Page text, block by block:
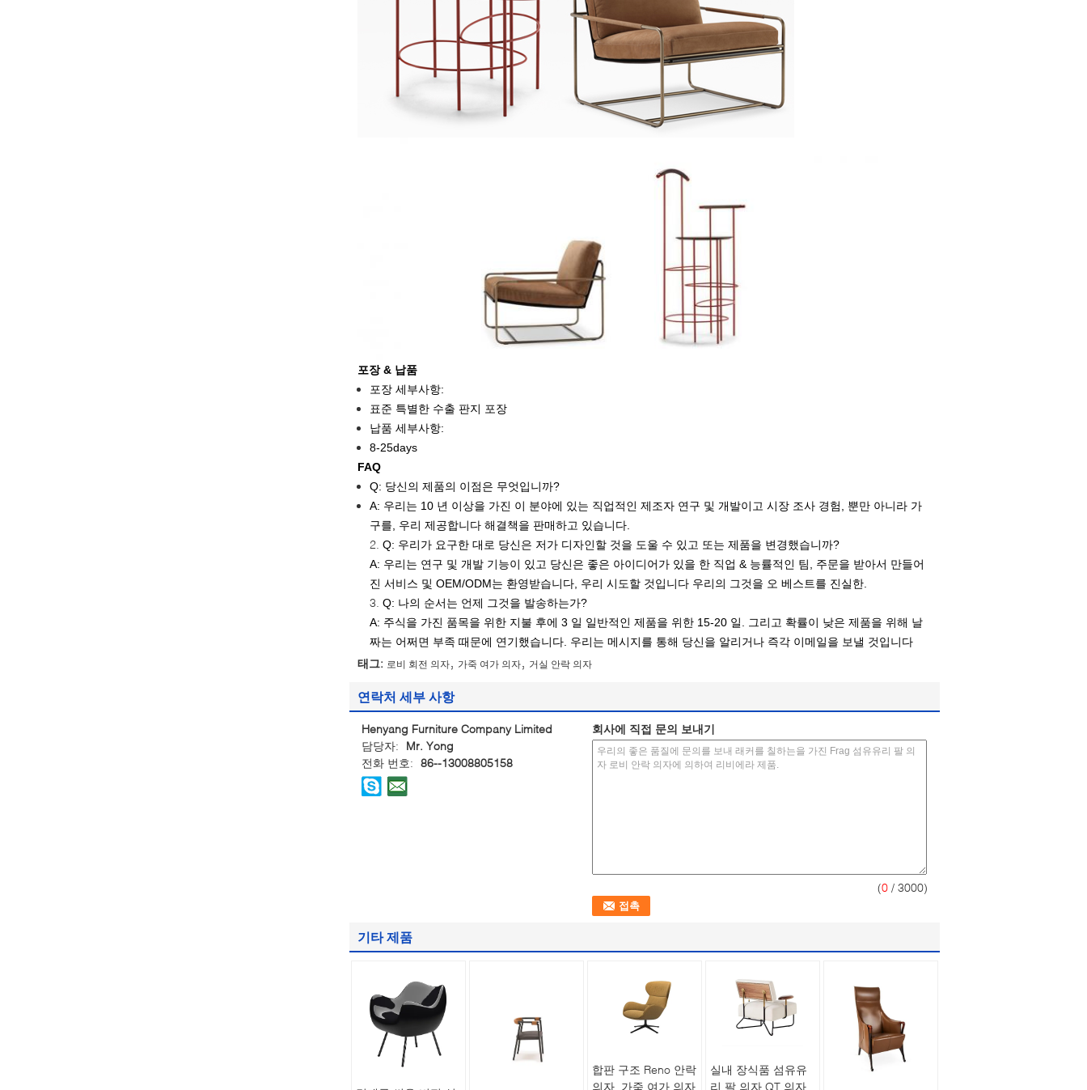
포장 & 납품
포장 세부사항:
표준 특별한 수출 판지 포장
납품 세부사항:
8-25days
FAQ
Q: 당신의 제품의 이점은 무엇입니까?
A: 우리는 10 년 이상을 가진 이 분야에 있는 직업적인 제조자 연구 및 개발이고 시장 조사 경험, 뿐만 아니라 가
구를, 우리 제공합니다 해결책을 판매하고 있습니다.
2. Q: 우리가 요구한 대로 당신은 저가 디자인할 것을 도울 수 있고 또는 제품을 변경했습니까?
A: 우리는 연구 및 개발 기능이 있고 당신은 좋은 아이디어가 있을 한 직업 & 능률적인 팀, 주문을 받아서 만들어
진 서비스 및 OEM/ODM는 환영받습니다, 우리 시도할 것입니다 우리의 그것을 오 베스트를 진실한.
3. Q: 나의 순서는 언제 그것을 발송하는가?
A: 주식을 가진 품목을 위한 지불 후에 3 일 일반적인 제품을 위한 15-20 일. 그리고 확률이 낮은 제품을 위해 날
짜는 어쩌면 부족 때문에 연기했습니다. 우리는 메시지를 통해 당신을 알리거나 즉각 이메일을 보낼 것입니다
태그: 로비 회전 의자, 가죽 여가 의자, 거실 안락 의자
연락처 세부 사항
Henyang Furniture Company Limited
담당자:
Mr. Yong
전화 번호: 86--13008805158
회사에 직접 문의 보내기
(0 / 3000)
기타 제품
합판 구조 Reno 안락
의자, 가죽 여가 의자
실내 장식품 섬유유
리 팔 의자 QT 의자